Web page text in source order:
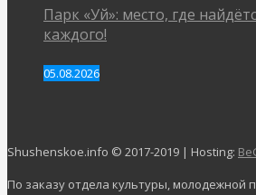
Парк «Уй»: место, где
каждого!
05.08.2026
Shushenskoe.info © 2017-2019 | Hosting:
По заказу отдела культуры, молодежной